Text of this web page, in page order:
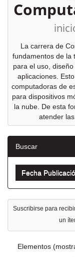
La carrera de
fundamentos de la
para el uso,
aplicaciones.
computadoras de
para dispositivos
la nube. De esta
atender
Buscar
Suscribirse para
un
Elementos